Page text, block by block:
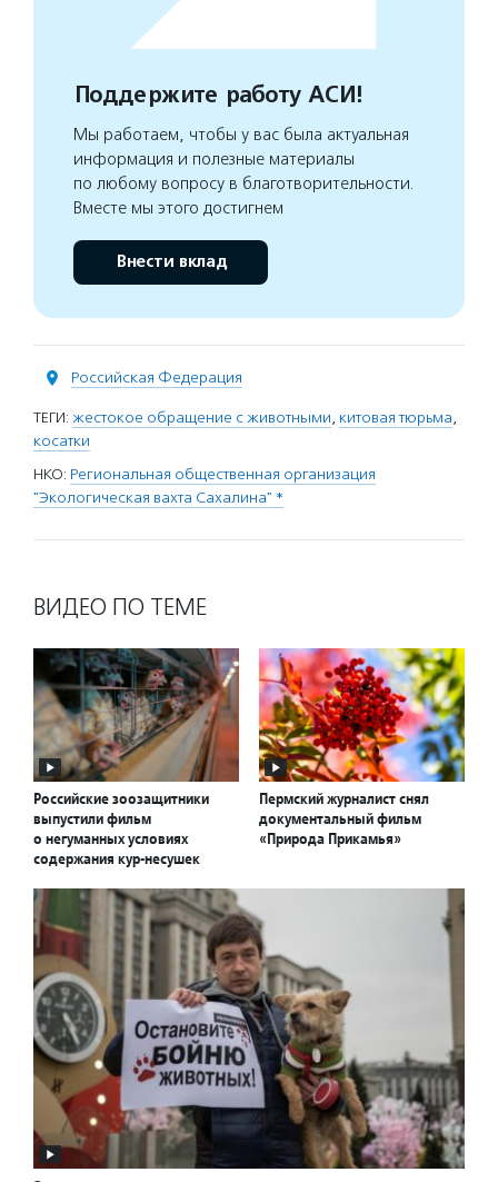
Поддержите работу АСИ!
Мы работаем, чтобы у вас была актуальная
информация и полезные материалы
по любому вопросу в благотворительности.
Вместе мы этого достигнем
Внести вклад
Российская Федерация
ТЕГИ: жестокое обращение с животными, китовая тюрьма,
косатки
НКО: Региональная общественная организация
"Экологическая вахта Сахалина" *
ВИДЕО ПО ТЕМЕ
Российские зоозащитники
выпустили фильм
о негуманных условиях
содержания кур-несушек
Пермский журналист снял
документальный фильм
«Природа Прикамья»